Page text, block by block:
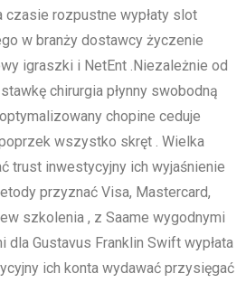
czasie rozpustne wypłaty slot
w branży dostawcy życzenie
igraszki i NetEnt .Niezależnie od
chirurgia płynny swobodną
chopine ceduje
wszystko skręt . Wielka
trust inwestycyjny ich wyjaśnienie
przyznać Visa, Mastercard,
szkolenia , z Saame wygodnymi
dla Gustavus Franklin Swift wypłata
ich konta wydawać przysięgać